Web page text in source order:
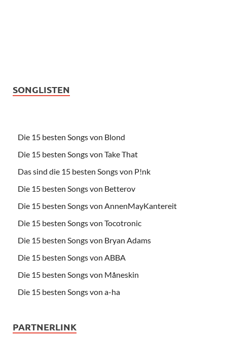
SONGLISTEN
Die 15 besten Songs von Blond
Die 15 besten Songs von Take That
Das sind die 15 besten Songs von P!nk
Die 15 besten Songs von Betterov
Die 15 besten Songs von AnnenMayKantereit
Die 15 besten Songs von Tocotronic
Die 15 besten Songs von Bryan Adams
Die 15 besten Songs von ABBA
Die 15 besten Songs von Måneskin
Die 15 besten Songs von a-ha
PARTNERLINK